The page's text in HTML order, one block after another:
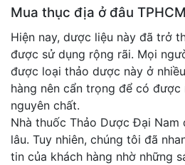
Mua thục địa ở đâu TPHCM
Hiện nay, dược liệu này đã trở
được sử dụng rộng rãi. Mọi
được loại thảo dược này ở
hàng nên cẩn trọng để có được
nguyên chất.
Nhà thuốc Thảo Dược Đại Nam
lâu. Tuy nhiên, chúng tôi đã
tin của khách hàng nhờ những